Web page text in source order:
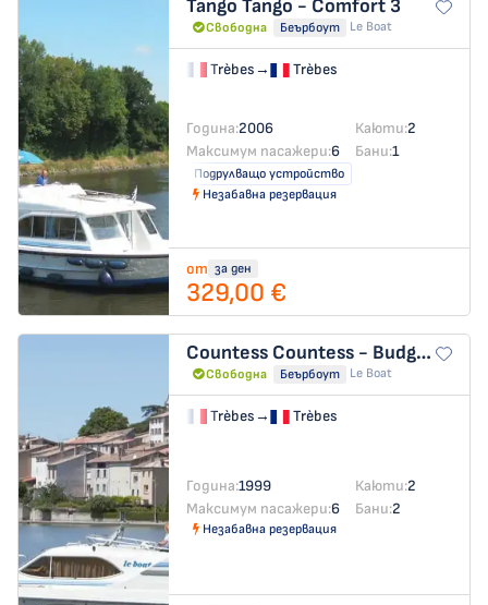
Tango Tango - Comfort 3
Свободна Беърбоут Le Boat
Trèbes→ Trèbes
Година:2006 Каюти:2
Максимум пасажери:6 Бани:1
Подрулващо устройство
Незабавна резервация
от за ден
329,00 €
Countess Countess - Budget 4
Свободна Беърбоут Le Boat
Trèbes→ Trèbes
Година:1999 Каюти:2
Максимум пасажери:6 Бани:2
Незабавна резервация